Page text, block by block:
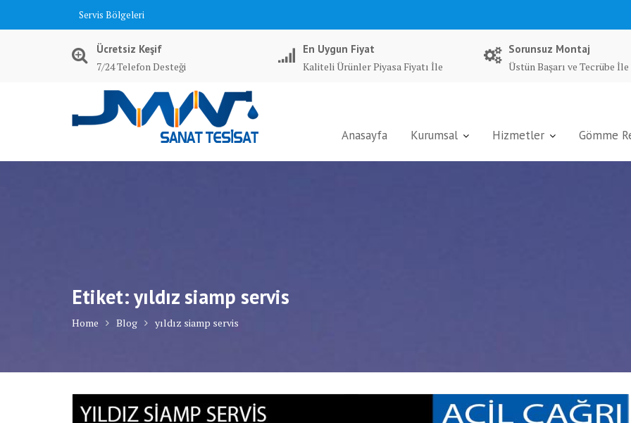
Servis Bölgeleri
Ücretsiz Keşif
7/24 Telefon Desteği
En Uygun Fiyat
Kaliteli Ürünler Piyasa Fiyatı İle
Sorunsuz Montaj
Üstün Başarı ve Tecrübe İle
Anasayfa Kurumsal Hizmetler Gömme
Etiket:yıldız siamp servis
Home Blog yıldız siamp servis